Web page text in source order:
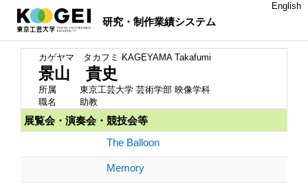
研究・制作業績システム
English
カゲヤマ タカフミ KAGEYAMA Takafumi
景山 貴史
所属
東京工芸大学 芸術学部 映像学科
職名
助教
展覧会・演奏会・競技会等
The Balloon
Memory